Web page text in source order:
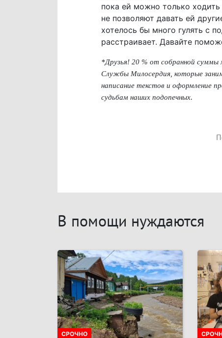
пока ей можно только
не позволяют давать ей
хотелось бы много гулять с
расстраивает. Давайте
*Друзья! 20 % от собранной суммы
Службы Милосердия, которые
написание текстов и оформление
судьбам наших подопечных.
В помощи нуждаются
СРОЧНО